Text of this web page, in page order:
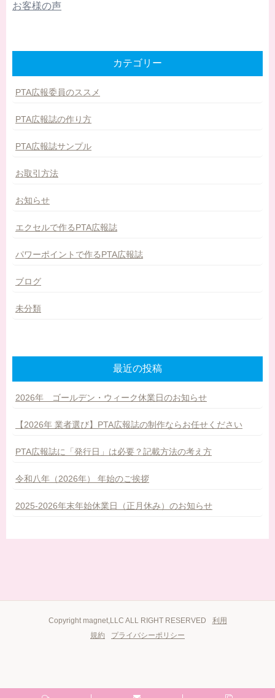
お客様の声
カテゴリー
PTA広報委員のススメ
PTA広報誌の作り方
PTA広報誌サンプル
お取引方法
お知らせ
エクセルで作るPTA広報誌
パワーポイントで作るPTA広報誌
ブログ
未分類
最近の投稿
2026年 ゴールデン・ウィーク休業日のお知らせ
【2026年 業者選び】PTA広報誌の制作ならお任せください
PTA広報誌に「発行日」は必要？記載方法の考え方
令和八年（2026年） 年始のご挨拶
2025-2026年末年始休業日（正月休み）のお知らせ
Copyright magnet,LLC ALL RIGHT RESERVED
利用
規約
プライバシーポリシー